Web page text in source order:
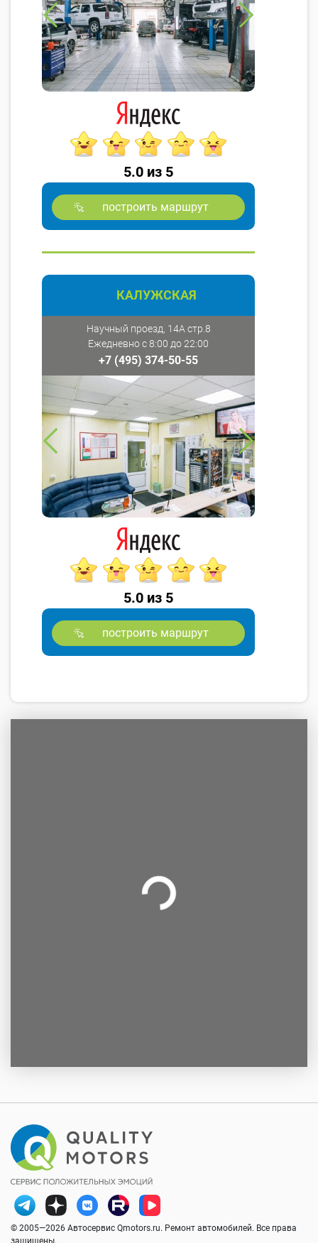
5.0 из 5
построить маршрут
КАЛУЖСКАЯ
Научный проезд, 14А стр.8
Ежедневно с 8:00 до 22:00
+7 (495) 374-50-55
5.0 из 5
построить маршрут
© 2005—2026 Автосервис Qmotors.ru. Ремонт автомобилей. Все права
защищены.